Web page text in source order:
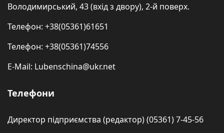
Володимирський, 43 (вхід з двору), 2-й поверх.
Телефон: +38(05361)61651
Телефон: +38(05361)74556
E-Mail: Lubenschina@ukr.net
Телефони
Директор підприємства (редактор) (05361) 7-45-56